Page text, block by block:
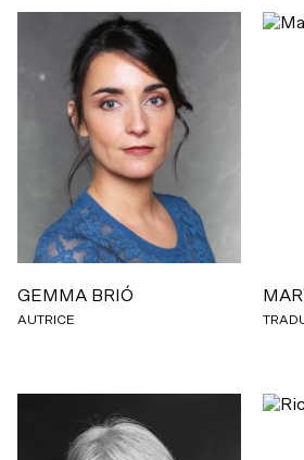
GEMMA BRIÓ
AUTRICE